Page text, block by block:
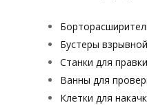
Бустеры
Станки для
Ванны для
Клетки для